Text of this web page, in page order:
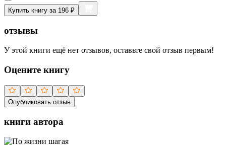
Купить книгу за 196 ₽
отзывы
У этой книги ещё нет отзывов, оставьте свой отзыв первым!
Оцените книгу
Опубликовать отзыв
книги автора